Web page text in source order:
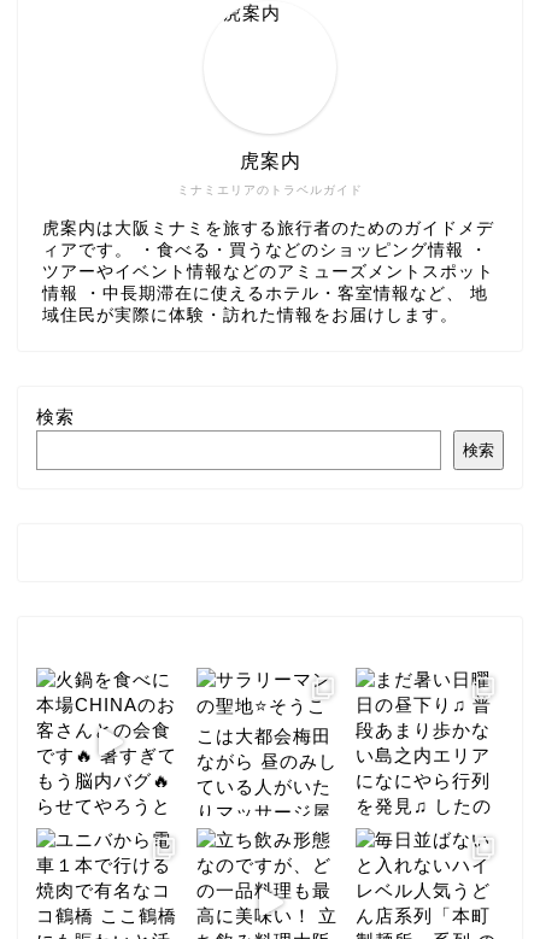
ミナミエリアのトラベルガイド
虎案内
虎案内は大阪ミナミを旅する旅行者のためのガイドメデ
ィアです。 ・食べる・買うなどのショッピング情報 ・
ツアーやイベント情報などのアミューズメントスポット
情報 ・中長期滞在に使えるホテル・客室情報など、 地
域住民が実際に体験・訪れた情報をお届けします。
検索
検索